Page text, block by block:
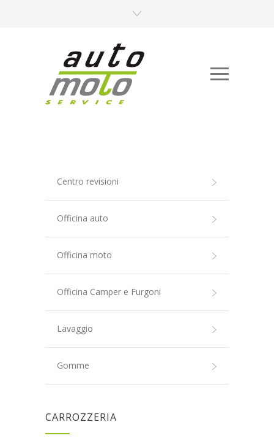
Centro revisioni
Officina auto
Officina moto
Officina Camper e Furgoni
Lavaggio
Gomme
CARROZZERIA